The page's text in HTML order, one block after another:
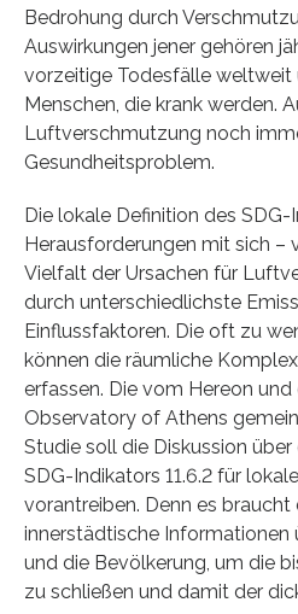
Bedrohung durch
Auswirkungen jener gehören
vorzeitige Todesfälle weltweit
Menschen, die krank werden.
Luftverschmutzung noch
Gesundheitsproblem.
Die lokale Definition des SDG-
Herausforderungen mit sich –
Vielfalt der Ursachen für
durch unterschiedlichste
Einflussfaktoren. Die oft zu
können die räumliche
erfassen. Die vom Hereon
Observatory of Athens
Studie soll die Diskussion
SDG-Indikators 11.6.2 für
vorantreiben. Denn es braucht
innerstädtische Informationen
und die Bevölkerung, um die
zu schließen und damit der